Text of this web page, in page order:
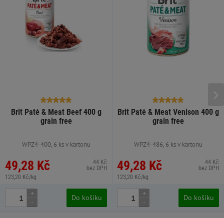
Brit Paté & Meat Beef 400 g
grain free
WPZ4-400, 6 ks v kartonu
49,28 Kč
123,20 Kč/kg
44 Kč
bez DPH
+
-
Do košíku
Brit Paté & Meat Venison 400 g
grain free
WPZ4-486, 6 ks v kartonu
49,28 Kč
123,20 Kč/kg
44 Kč
bez DPH
+
-
Do košíku